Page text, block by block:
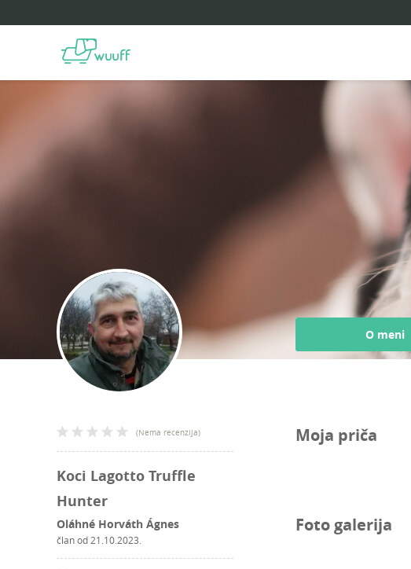
(Nema recenzija)
Koci Lagotto Truffle
Hunter
Oláhné Horváth Ágnes
član od21.10.2023.
O meni
Moja priča
Foto galerija